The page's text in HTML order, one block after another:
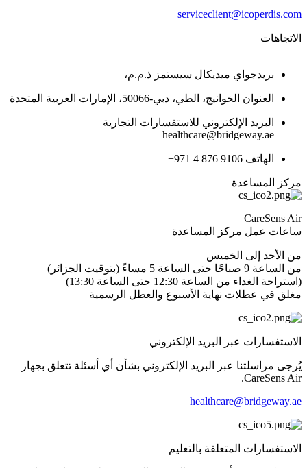
serviceclient@icoperdis.com
الاتجاهات
بريدجواي ميديكال سيستمز ذ.م.م،
العنوان الخوانيج، الطي، دبي-50066، الإمارات العربية المتحدة
البريد الإلكتروني للاستفسارات التجارية
healthcare@bridgeway.ae
الهاتف 9106 876 4 971+
مركز المساعدة
CareSens Air
ساعات عمل مركز المساعدة
من الأحد إلى الخميس
من الساعة 9 صباحًا حتى الساعة 5 مساءً (بتوقيت الجزائر)
(استراحة الغداء من الساعة 12:30 حتى الساعة 13:30)
مغلق في عطلات نهاية الأسبوع والعطل الرسمية
الاستفسارات عبر البريد الإلكتروني
يُرجى مراسلتنا عبر البريد الإلكتروني بشأن أي أسئلة تتعلق بجهاز
CareSens Air.
healthcare@bridgeway.ae
الاستفسارات المتعلقة بالتعليم